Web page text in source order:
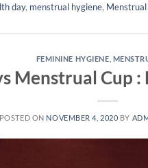
day, menstrual hygiene, Menstrual
FEMININE HYGIENE
Menstrual Cup
POSTED ON NOVEMBER 4, 2020 BY